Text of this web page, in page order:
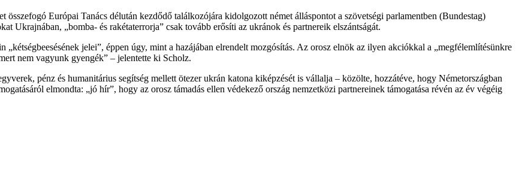
Európai Tanács délután kezdődő találkozójára kidolgozott német álláspontot a szövetségi parlamentben (Bundestag)
Ukrajnában, „bomba- és rakétaterrorja” csak tovább erősíti az ukránok és partnereik elszántságát.
jelei”, éppen úgy, mint a hazájában elrendelt mozgósítás. Az orosz elnök az ilyen akciókkal a „megfélemlítésünkre
nem vagyunk gyengék” – jelentette ki Scholz.
pénz és humanitárius segítség mellett ötezer ukrán katona kiképzését is vállalja – közölte, hozzátéve, hogy Németországban
elmondta: „jó hír”, hogy az orosz támadás ellen védekező ország nemzetközi partnereinek támogatása révén az év végéig